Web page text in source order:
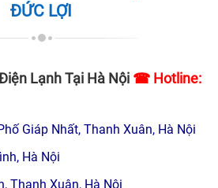
ĐỨC LỢI
Lạnh Tại Hà Nội ☎ Hotline:
Giáp Nhất, Thanh Xuân, Hà Nội
Hà Nội
Thanh Xuân, Hà Nội